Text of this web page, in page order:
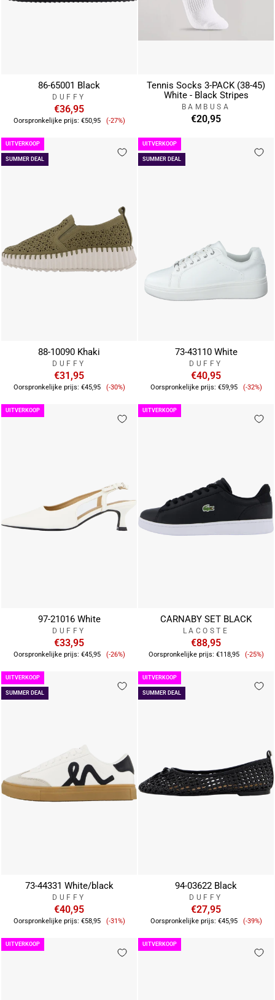
86-65001 Black
DUFFY
€36,95
Oorspronkelijke prijs: €50,95 Verkoopprijs
(-27%)
Tennis Socks 3-PACK (38-45)
White - Black Stripes
BAMBUSA
€20,95
SUMMER DEAL
UITVERKOOP
88-10090 Khaki
DUFFY
€31,95
Oorspronkelijke prijs: €45,95 Verkoopprijs
(-30%)
SUMMER DEAL
UITVERKOOP
73-43110 White
DUFFY
€40,95
Oorspronkelijke prijs: €59,95 (-32%)
UITVERKOOP
97-21016 White
DUFFY
€33,95
Oorspronkelijke prijs: €45,95 Verkoopprijs
(-26%)
UITVERKOOP
CARNABY SET BLACK
LACOSTE
€88,95
Oorspronkelijke prijs: €118,95 (-25%)
SUMMER DEAL
UITVERKOOP
73-44331 White/black
DUFFY
€40,95
Oorspronkelijke prijs: €58,95 Verkoopprijs
(-31%)
SUMMER DEAL
UITVERKOOP
94-03622 Black
DUFFY
€27,95
Oorspronkelijke prijs: €45,95 (-39%)
UITVERKOOP UITVERKOOP